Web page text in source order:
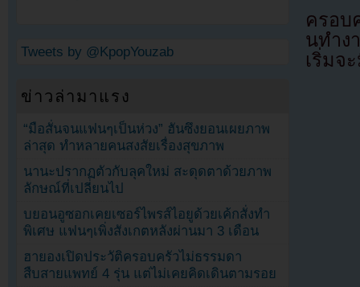
ครอบ
นทำง
เริ่มจ
Tweets by @KpopYouzab
ข่าวล่ามาแรง
“มือสั่นจนแฟนๆเป็นห่วง” ฮันซึงยอนเผยภาพ
ล่าสุด ทำหลายคนสงสัยเรื่องสุขภาพ
นานะปรากฏตัวกับลุคใหม่ สะดุดตาด้วยภาพ
ลักษณ์ที่เปลี่ยนไป
บยอนอูซอกเคยเซอร์ไพรส์ไอยูด้วยเค้กสั่งทำ
พิเศษ แฟนๆเพิ่งสังเกตหลังผ่านมา 3 เดือน
ฮายองเปิดประวัติครอบครัวไม่ธรรมดา
สืบสายแพทย์ 4 รุ่น แต่ไม่เคยคิดเดินตามรอย